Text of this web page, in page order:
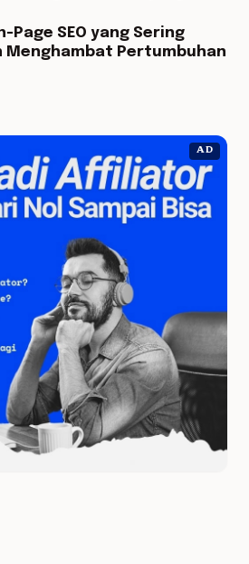
Page SEO yang Sering
Menghambat Pertumbuhan
AD